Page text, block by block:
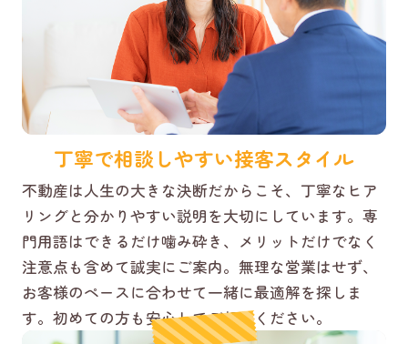
丁寧で相談しやすい接客スタイル
不動産は人生の大きな決断だからこそ、丁寧なヒア
リングと分かりやすい説明を大切にしています。専
門用語はできるだけ噛み砕き、メリットだけでなく
注意点も含めて誠実にご案内。無理な営業はせず、
お客様のペースに合わせて一緒に最適解を探しま
す。初めての方も安心してご相談ください。